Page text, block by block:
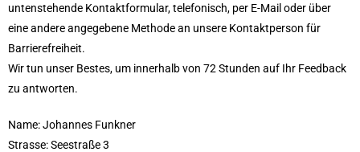
untenstehende Kontaktformular, telefonisch, per E-Mail oder über
eine andere angegebene Methode an unsere Kontaktperson für
Barrierefreiheit.
Wir tun unser Bestes, um innerhalb von 72 Stunden auf Ihr Feedback
zu antworten.
Name: Johannes Funkner
Strasse: Seestraße 3